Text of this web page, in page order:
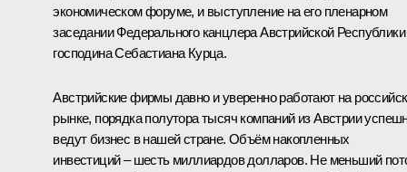
экономическом форуме, и выступление на его пленарном
заседании Федерального канцлера Австрийской Республики
господина Себастиана Курца.
Австрийские фирмы давно и уверенно работают на
рынке, порядка полутора тысяч компаний из Австрии
ведут бизнес в нашей стране. Объём накопленных
инвестиций – шесть миллиардов долларов. Не меньший